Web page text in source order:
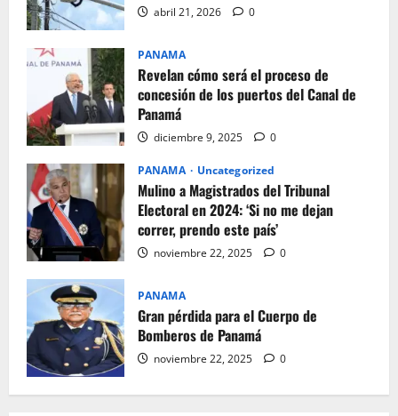
abril 21, 2026 0
PANAMA
Revelan cómo será el proceso de
concesión de los puertos del Canal de
Panamá
diciembre 9, 2025 0
PANAMA Uncategorized
Mulino a Magistrados del Tribunal
Electoral en 2024: ‘Si no me dejan
correr, prendo este país’
noviembre 22, 2025 0
PANAMA
Gran pérdida para el Cuerpo de
Bomberos de Panamá
noviembre 22, 2025 0